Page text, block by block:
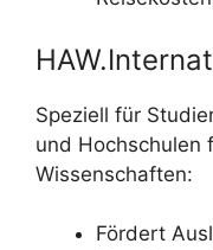
Speziell für
und Hochschulen
Wissenschaften:
Fördert